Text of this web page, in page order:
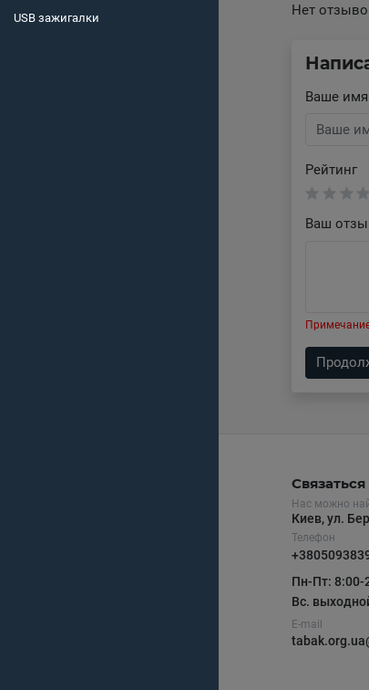
USB зажигалки Нет
Ваше имя
Рейтинг
Ваш
Нас можно
Киев, ул.
Телефон
Пн-Пт: 8:00-
Вс.
E-mail